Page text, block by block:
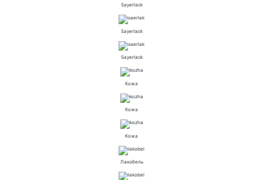
Sayerlack
Sayerlack
Sayerlack
Кожа
Кожа
Кожа
Лакобель